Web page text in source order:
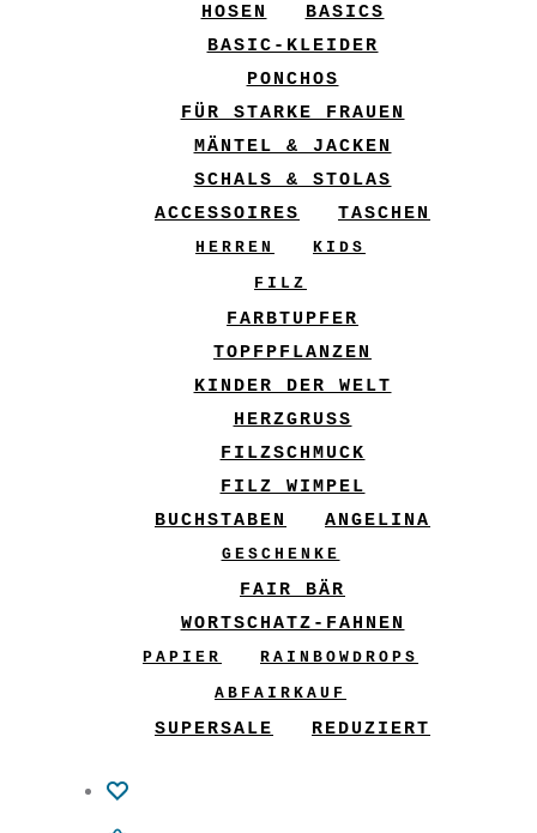
HOSEN
BASICS
BASIC-KLEIDER
PONCHOS
FÜR STARKE FRAUEN
MÄNTEL & JACKEN
SCHALS & STOLAS
ACCESSOIRES
TASCHEN
HERREN
KIDS
FILZ
FARBTUPFER
TOPFPFLANZEN
KINDER DER WELT
HERZGRUSS
FILZSCHMUCK
FILZ WIMPEL
BUCHSTABEN
ANGELINA
GESCHENKE
FAIR BÄR
WORTSCHATZ-FAHNEN
PAPIER
RAINBOWDROPS
ABFAIRKAUF
SUPERSALE REDUZIERT